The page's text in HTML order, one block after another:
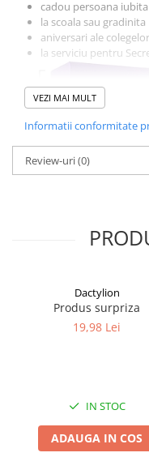
cadou persoana iubita
la scoala sau gradinita
aniversari ale
la serviciu pentru
o reamintire constanta a
VEZI MAI MULT
Informatii conformitate
Review-uri(0)
Dactylion
Produs surpriza
19,98 Lei
IN STOC
ADAUGA IN COS